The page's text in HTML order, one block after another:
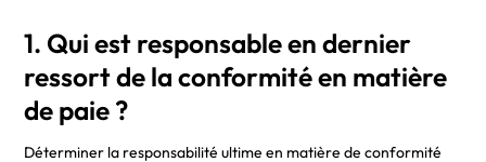
1. Qui est responsable en dernier
ressort de la conformité en matière
de paie ?
Déterminer la responsabilité ultime en matière de conformité